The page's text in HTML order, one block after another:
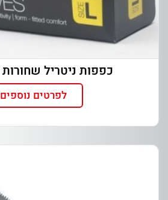
כפפות ניטריל שחורות ONEDER
לפרטים נוספים